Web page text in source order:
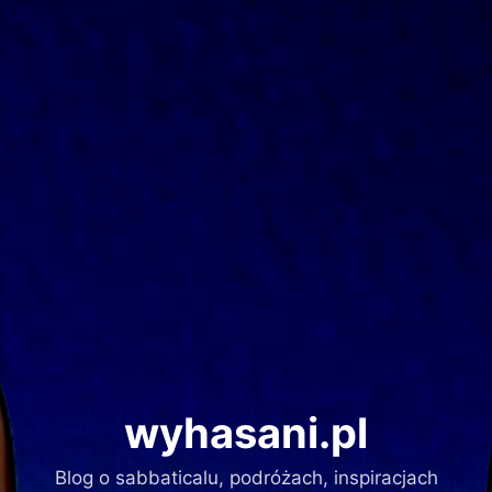
wyhasani.pl
Blog o sabbaticalu, podróżach, inspiracjach